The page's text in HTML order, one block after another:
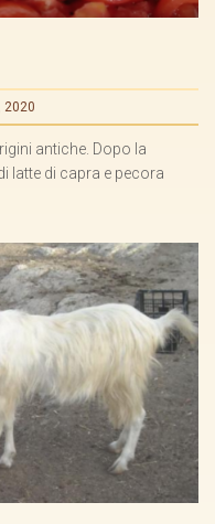
2020
antiche. Dopo la
latte di capra e pecora